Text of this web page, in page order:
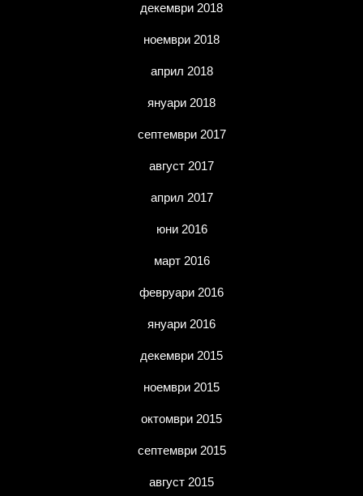
декември 2018
ноември 2018
април 2018
януари 2018
септември 2017
август 2017
април 2017
юни 2016
март 2016
февруари 2016
януари 2016
декември 2015
ноември 2015
октомври 2015
септември 2015
август 2015